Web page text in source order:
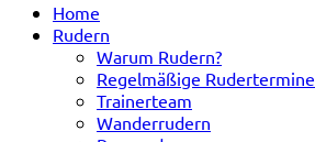
Home
Rudern
Warum Rudern?
Regelmäßige Rudertermine
Trainerteam
Wanderrudern